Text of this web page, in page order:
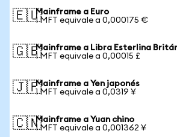
🇪🇺Mainframe a Euro
1 MFT equivale a 0,000175 €
🇬🇧Mainframe a Libra Esterlina
1 MFT equivale a 0,00015 £
🇯🇵Mainframe a Yen japonés
1 MFT equivale a 0,0319 ¥
🇨🇳Mainframe a Yuan chino
1 MFT equivale a 0,001362 ¥